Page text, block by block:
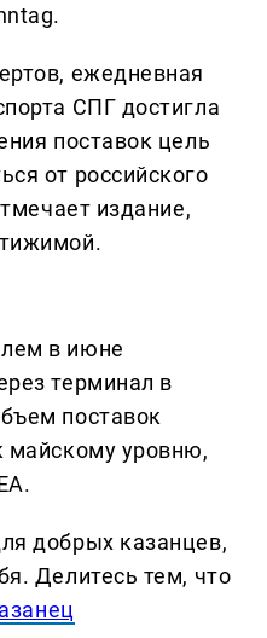
ежедневная
СПГ достигла
поставок цель
от российского
издание,
в июне
терминал в
поставок
майскому уровню,
добрых казанцев,
Делитеcь тем, что